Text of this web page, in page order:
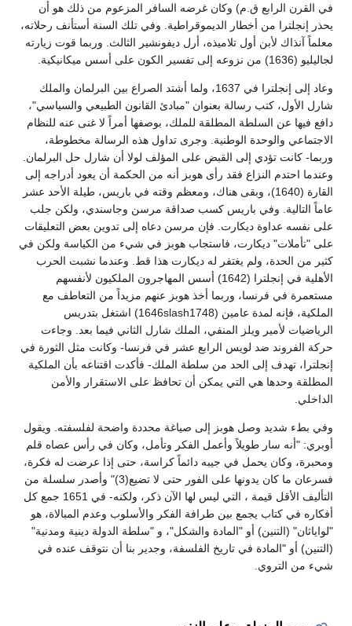
في القرن الرابع ق.م) وكان غرضه السافر المزعوم من ذلك هو أن
يحذر إنجلترا من أخطار الديموقراطية. وفي تلك السنة أستأنف رحلاته،
معلماً آنذاك لأبن أول تلاميذه، أرل ديفونشير الثالث. وربما قوت زيارته
لجاليليو (1636) من نزوعه إلى تفسير الكون على أسس ميكانيكية.
وعاد إلى إنجلترا في 1637، ولما أشتد الصراع بين البرلمان والملك
شارل الأول، كتب رسالة بعنوان "مبادئ القانون الطبيعي والسياسي"،
دافع فيها عن السلطة المطلقة للملك، بوصفها أمراً لا غنى عنه للنظام
الاجتماعي والوحدة الوطنية. وجرى تداول هذه الرسالة مخطوطة،
وربما- كانت تؤدي إلى القبض على المؤلف لولا أن شارل حل البرلمان.
وعندما احتدم النزاع فقد رأى هوبز أنه من الحكمة أن يعود أدراجه إلى
القارة (1640)، وبقى هناك، ومعظم وقته في باريس، طيلة الأحد عشر
عاماً التالية. وفي باريس كسب صداقة مرسن وجاسندي، ولكن جلب
على نفسه عداوة ديكارت. فإن مرسن دعاه إلى تدوين بعض التعليقات
على "تأملات" ديكارت، فاستجاب هوبز في شيء من الكياسة ولكن في
كثير من الحدة، ولم يغتفر له ديكارت هذا قط. وعندما نشبت الحرب
الأهلية في إنجلترا (1642) أسس المهاجرون الملكيون لأنفسهم
مستعمرة في فرنسا، وربما أخذ هوبز عنهم مزيداً من التعاطف مع
الملكية، فإنه لمدة عامين (1646slash1748) اشتغل بتدريس
الرياضيات لأمير ويلز المنفي، الملك شارل الثاني فيما بعد. وجاءت
حركة الفروند ضد لويس الرابع عشر في فرنسا- وكانت مثل الثورة في
إنجلترا، تهدف إلى الحد من سلطة الملك- فأكدت اقتناعه بأن الملكية
المطلقة وحدها هي التي يمكن أن تحافظ على الاستقرار والأمن
الداخلي.
وفي بطء شديد وصل هوبز إلى صياغة محددة واضحة لفلسفته. ويقول
أوبري: "أنه سار طويلاً وأعمل الفكر وتأمل، وكان في رأس عصاه قلم
ومحبرة، وكان يحمل في جيبه دائماً كراسة، حتى إذا عرضت له فكرة،
فسرعان ما كان يدونها على الفور حتى لا تضيع(3)" وأصدر سلسلة من
التأليف الأقل قيمة ، التي ليس لها الآن ذكر، ولكنه- في 1651 جمع كل
أفكاره في كتاب يجمع بين طرافة الفكر والأسلوب وعدم المبالاة، هو
"لواياثان" (التنين) أو "المادة والشكل"، و "سلطة الدولة دينية ومدنية"
(التنين) أو "المادة في تاريخ الفلسفة، وجدير بنا أن نتوقف عنده في
شيء من التروي.